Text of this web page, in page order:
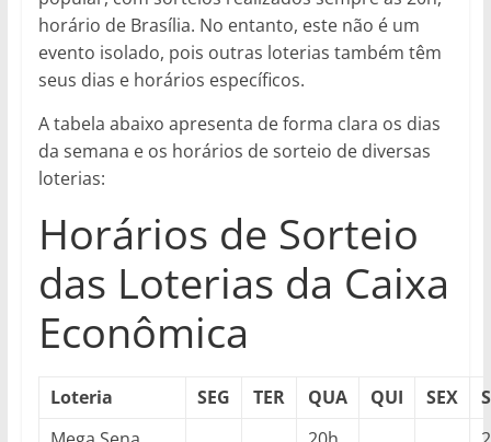
horário de Brasília. No entanto, este não é um
evento isolado, pois outras loterias também têm
seus dias e horários específicos.
A tabela abaixo apresenta de forma clara os dias
da semana e os horários de sorteio de diversas
loterias:
Horários de Sorteio
das Loterias da Caixa
Econômica
Loteria SEG TER QUA QUI SEX